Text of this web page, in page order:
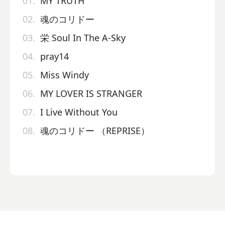
02. 魂のコリドー
03. 栄 Soul In The A-Sky
04. pray14
05. Miss Windy
06. MY LOVER IS STRANGER
07. I Live Without You
08. 魂のコリドー （REPRISE）